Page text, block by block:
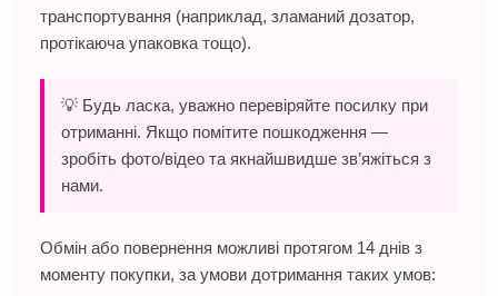
транспортування (наприклад, зламаний дозатор,
протікаюча упаковка тощо).
💡 Будь ласка, уважно перевіряйте посилку при
отриманні. Якщо помітите пошкодження —
зробіть фото/відео та якнайшвидше зв’яжіться з
нами.
Обмін або повернення можливі протягом 14 днів з
моменту покупки, за умови дотримання таких умов: